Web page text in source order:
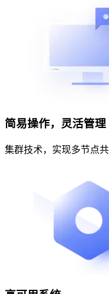
简易操作，灵活管理
集群技术，实现多节点